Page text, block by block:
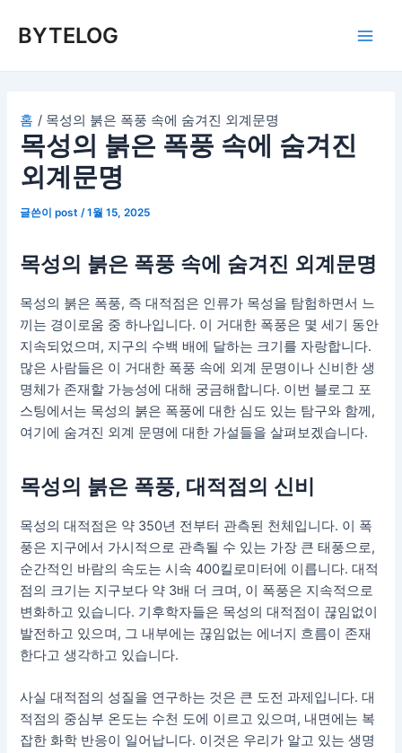
BYTELOG
홈 목성의 붉은 폭풍 속에 숨겨진 외계문명
목성의 붉은 폭풍 속에 숨겨진
외계문명
글쓴이post /1월 15, 2025
목성의 붉은 폭풍 속에 숨겨진 외계문명
목성의 붉은 폭풍, 즉 대적점은 인류가 목성을 탐험하면서 느
끼는 경이로움 중 하나입니다. 이 거대한 폭풍은 몇 세기 동안
지속되었으며, 지구의 수백 배에 달하는 크기를 자랑합니다.
많은 사람들은 이 거대한 폭풍 속에 외계 문명이나 신비한 생
명체가 존재할 가능성에 대해 궁금해합니다. 이번 블로그 포
스팅에서는 목성의 붉은 폭풍에 대한 심도 있는 탐구와 함께,
여기에 숨겨진 외계 문명에 대한 가설들을 살펴보겠습니다.
목성의 붉은 폭풍, 대적점의 신비
목성의 대적점은 약 350년 전부터 관측된 천체입니다. 이 폭
풍은 지구에서 가시적으로 관측될 수 있는 가장 큰 태풍으로,
순간적인 바람의 속도는 시속 400킬로미터에 이릅니다. 대적
점의 크기는 지구보다 약 3배 더 크며, 이 폭풍은 지속적으로
변화하고 있습니다. 기후학자들은 목성의 대적점이 끊임없이
발전하고 있으며, 그 내부에는 끊임없는 에너지 흐름이 존재
한다고 생각하고 있습니다.
사실 대적점의 성질을 연구하는 것은 큰 도전 과제입니다. 대
적점의 중심부 온도는 수천 도에 이르고 있으며, 내면에는 복
잡한 화학 반응이 일어납니다. 이것은 우리가 알고 있는 생명